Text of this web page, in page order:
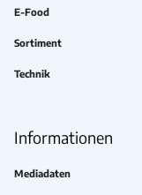
E-Food
Sortiment
Technik
Informationen
Mediadaten